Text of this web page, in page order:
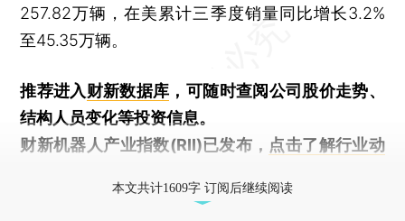
257.82万辆，在美累计三季度销量同比增长3.2%
至45.35万辆。
推荐进入财新数据库 ，可随时查阅公司股价走势、
结构人员变化等投资信息。
财新机器人产业指数(RII)已发布， 点击了解行业动
本文共计1609字 订阅后继续阅读